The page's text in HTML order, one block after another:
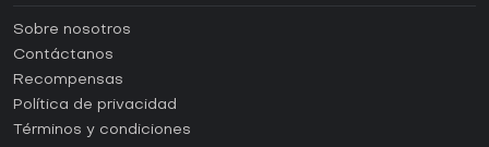
Guías y tutoriales
¿Cómo activar una CD Key de Steam?
¿Cómo activar una CD Key de Epic Games?
¿Cómo activar una CD Key de GOG?
Sobre nosotros
Contáctanos
Recompensas
Política de privacidad
Términos y condiciones